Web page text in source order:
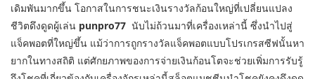
เดิมพันมากขึ้น โอกาสในการชนะเงินรางวัลก้อนใหญ่ที่เปลี่ยนแปลง
ชีวิตดึงดูดผู้เล่น punpro77 นับไม่ถ้วนมาที่เครื่องเหล่านี้ ซึ่งนำไปสู่
แจ็คพอตที่ใหญ่ขึ้น แม้ว่าการถูกรางวัลแจ็คพอตแบบโปรเกรสซีฟนั้นหา
ยากในทางสถิติ แต่ศักยภาพของการจ่ายเงินก้อนโตจะช่วยเพิ่มการรับรู้